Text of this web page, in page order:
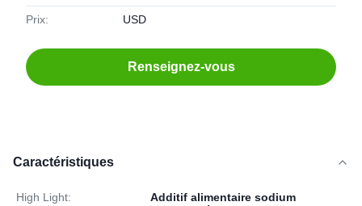
Prix: USD
Renseignez-vous
Caractéristiques
High Light:
Additif alimentaire sodium